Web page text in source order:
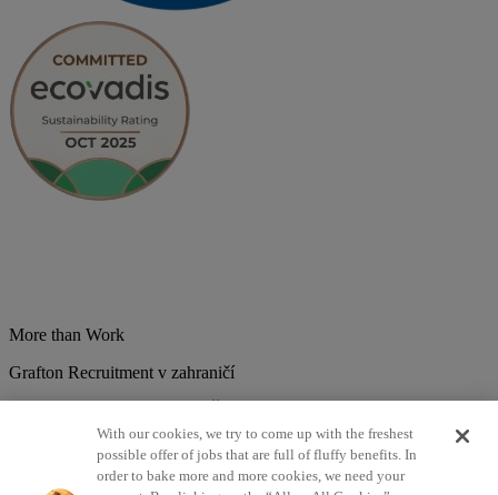
More than Work
Grafton Recruitment v zahraničí
Francúzsko Holandsko India Kolumbia Litva Lotyšsko
Mexiko Nemecko Nórsko Poľsko Portugalsko
Slovensko Španielsko Srbsko Švajčiarsko Taliansko
Turecko Veľká Británia
With our cookies, we try to come up with the freshest
possible offer of jobs that are full of fluffy benefits. In
order to bake more and more cookies, we need your